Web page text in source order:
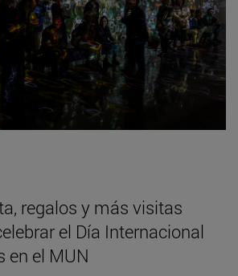
regalos y más visitas
el Día Internacional
en el MUN